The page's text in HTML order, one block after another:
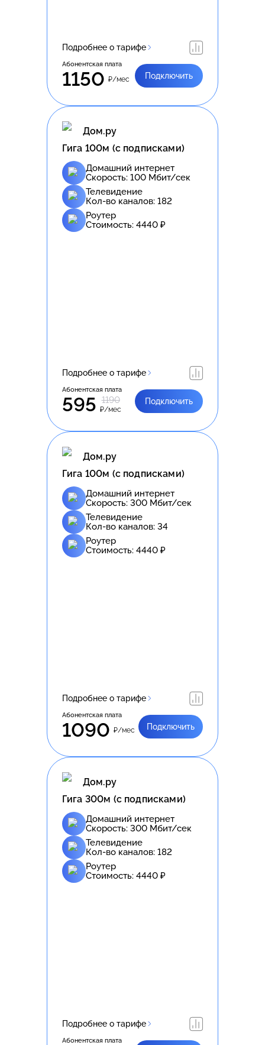
Подробнее о тарифе
Абонентская плата
1150 ₽/мес Подключить
Дом.ру
Гига 100м (с подписками)
Домашний интернет
Скорость: 100 Мбит/сек
Телевидение
Кол-во каналов: 182
Роутер
Стоимость: 4440 ₽
Подробнее о тарифе
Абонентская плата
595 1190
₽/мес
Подключить
Дом.ру
Гига 100м (с подписками)
Домашний интернет
Скорость: 300 Мбит/сек
Телевидение
Кол-во каналов: 34
Роутер
Стоимость: 4440 ₽
Подробнее о тарифе
Абонентская плата
1090 ₽/мес Подключить
Дом.ру
Гига 300м (с подписками)
Домашний интернет
Скорость: 300 Мбит/сек
Телевидение
Кол-во каналов: 182
Роутер
Стоимость: 4440 ₽
Подробнее о тарифе
Абонентская плата